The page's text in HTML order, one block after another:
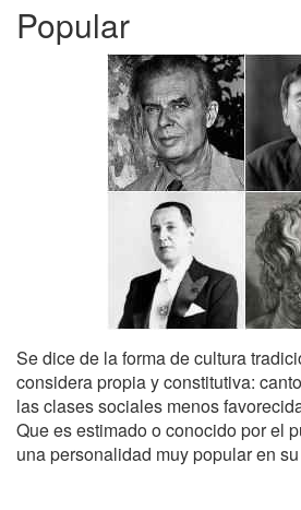
Popular
Se dice de la forma de cultura
considera propia y constitutiva:
las clases sociales menos
Que es estimado o conocido por el
una personalidad muy popular en